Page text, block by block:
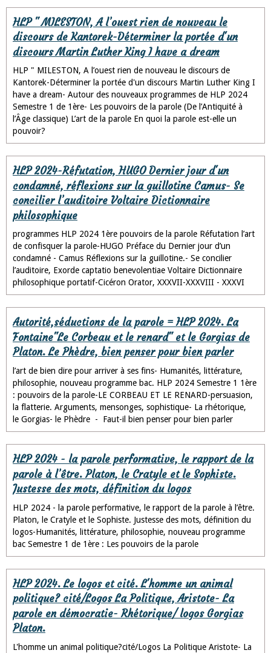
HLP " MILESTON, A l’ouest rien de nouveau le
discours de Kantorek-Déterminer la portée d'un
discours Martin Luther King I have a dream
HLP " MILESTON, A l’ouest rien de nouveau le discours de
Kantorek-Déterminer la portée d'un discours Martin Luther King I
have a dream- Autour des nouveaux programmes de HLP 2024
Semestre 1 de 1ère- Les pouvoirs de la parole (De l’Antiquité à
l’Âge classique) L’art de la parole En quoi la parole est-elle un
pouvoir?
HLP 2024-Réfutation, HUGO Dernier jour d'un
condamné, réflexions sur la guillotine Camus- Se
concilier l’auditoire Voltaire Dictionnaire
philosophique
programmes HLP 2024 1ère pouvoirs de la parole Réfutation l’art
de confisquer la parole-HUGO Préface du Dernier jour d’un
condamné - Camus Réflexions sur la guillotine.- Se concilier
l’auditoire, Exorde captatio benevolentiae Voltaire Dictionnaire
philosophique portatif-Cicéron Orator, XXXVII-XXXVIII - XXXVI
Autorité,séductions de la parole = HLP 2024. La
Fontaine"Le Corbeau et le renard" et le Gorgias de
Platon. Le Phèdre, bien penser pour bien parler
l’art de bien dire pour arriver à ses fins- Humanités, littérature,
philosophie, nouveau programme bac. HLP 2024 Semestre 1 1ère
: pouvoirs de la parole-LE CORBEAU ET LE RENARD-persuasion,
la flatterie. Arguments, mensonges, sophistique- La rhétorique,
le Gorgias- le Phèdre - Faut-il bien penser pour bien parler
HLP 2024 - la parole performative, le rapport de la
parole à l’être. Platon, le Cratyle et le Sophiste.
Justesse des mots, définition du logos
HLP 2024 - la parole performative, le rapport de la parole à l’être.
Platon, le Cratyle et le Sophiste. Justesse des mots, définition du
logos-Humanités, littérature, philosophie, nouveau programme
bac Semestre 1 de 1ère : Les pouvoirs de la parole
HLP 2024. Le logos et cité. L'homme un animal
politique? cité/Logos La Politique, Aristote- La
parole en démocratie- Rhétorique/ logos Gorgias
Platon.
L'homme un animal politique?cité/Logos La Politique Aristote- La